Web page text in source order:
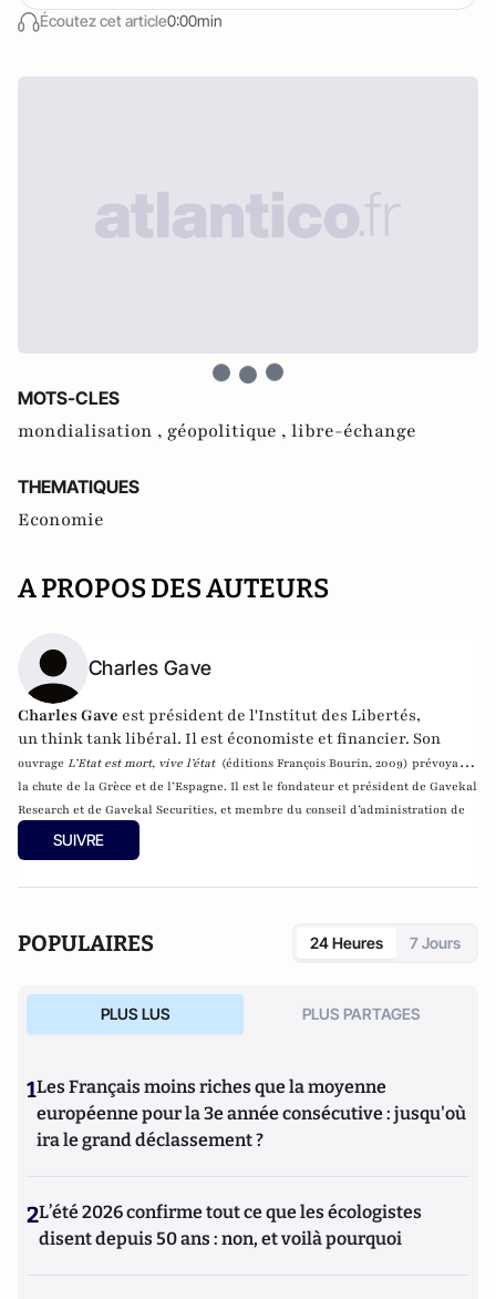
Écoutez cet article0:00min
MOTS-CLES
mondialisation , géopolitique , libre-échange
THEMATIQUES
Economie
A PROPOS DES AUTEURS
Charles Gave
Charles Gave est président de l'Institut des Libertés,
unthink tanklibéral. Il est économiste et financier. Son
ouvrage L’Etat est mort, vive l’état (éditions François Bourin, 2009) prévoyait
la chute de la Grèce et de l’Espagne. Il est le fondateur et président de Gavekal
Research et de Gavekal Securities, et membre du conseil d’administration de
SUIVRE
POPULAIRES 24 Heures 7 Jours
PLUS LUS PLUS PARTAGES
1Les Français moins riches que la moyenne
européenne pour la 3e année consécutive : jusqu'où
ira le grand déclassement ?
2L’été 2026 confirme tout ce que les écologistes
disent depuis 50 ans : non, et voilà pourquoi